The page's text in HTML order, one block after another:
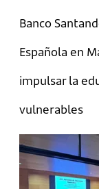
Banco
Española en
impulsar la
vulnerables